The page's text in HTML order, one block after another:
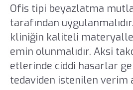
Ofis tipi beyazlatma
tarafından
kliniğin kaliteli
emin olunmalıdır. Aksi
etlerinde ciddi hasarlar
tedaviden istenilen verim